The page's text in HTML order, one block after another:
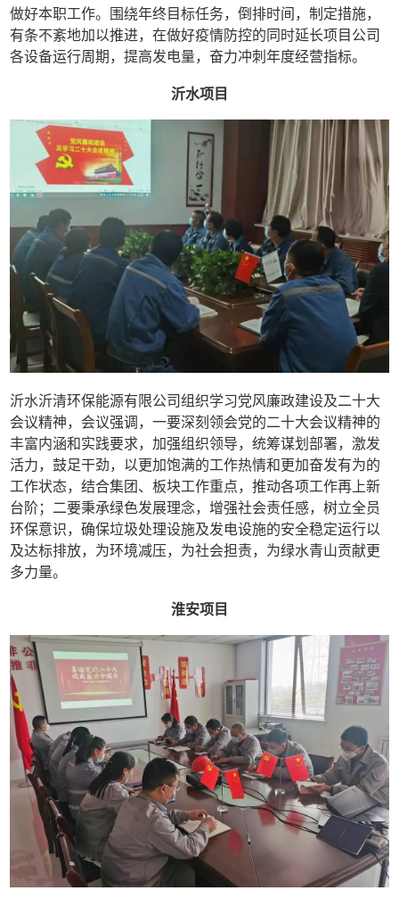
做好本职工作。围绕年终目标任务，倒排时间，制定措施，
有条不紊地加以推进，在做好疫情防控的同时延长项目公司
各设备运行周期，提高发电量，奋力冲刺年度经营指标。
沂水项目
沂水沂清环保能源有限公司组织学习党风廉政建设及二十大
会议精神，会议强调，一要深刻领会党的二十大会议精神的
丰富内涵和实践要求，加强组织领导，统筹谋划部署，激发
活力，鼓足干劲，以更加饱满的工作热情和更加奋发有为的
工作状态，结合集团、板块工作重点，推动各项工作再上新
台阶；二要秉承绿色发展理念，增强社会责任感，树立全员
环保意识，确保垃圾处理设施及发电设施的安全稳定运行以
及达标排放，为环境减压，为社会担责，为绿水青山贡献更
多力量。
淮安项目